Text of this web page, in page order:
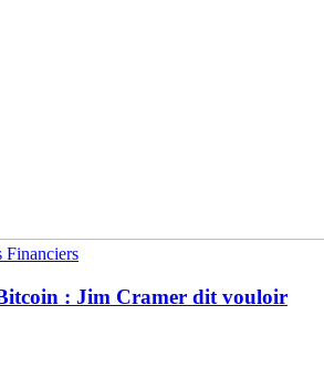
Financiers
: Jim Cramer dit vouloir